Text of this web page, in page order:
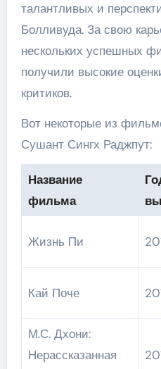
талантливых и
Болливуда. За свою
нескольких успешных
получили высокие
критиков.
Вот некоторые из
Сушант Сингх Раджпут:
Название
фильма
Жизнь Пи
Кай Поче
М.С. Дхони:
Нерассказанная